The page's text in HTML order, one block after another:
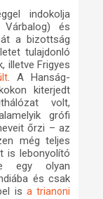
indokolja
és
a bizottság
tulajdonló
illetve Frigyes
. A Hanság-
kiterjedt
volt,
grófi
őrzi – az
még teljes
is lebonyolító
egy olyan
és csak
isa trianoni